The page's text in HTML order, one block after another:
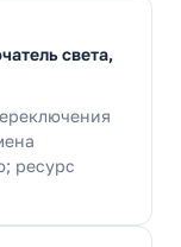
света,
ресурс